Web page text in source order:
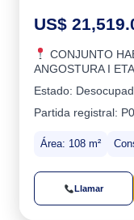
US$
CONJUNTO
ANGOSTURA I
Estado:
Partida registral:
Área: 108 m²
Llamar